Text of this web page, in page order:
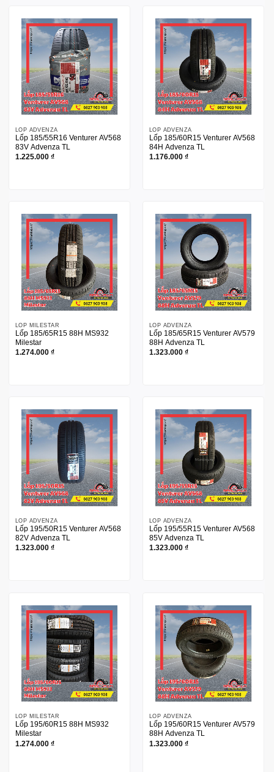
LỐP ADVENZA
Lốp 185/55R16 Venturer AV568
83V Advenza TL
1.225.000 ₫
LỐP ADVENZA
Lốp 185/60R15 Venturer AV568
84H Advenza TL
1.176.000 ₫
LỐP MILESTAR
Lốp 185/65R15 88H MS932
Milestar
1.274.000 ₫
LỐP ADVENZA
Lốp 185/65R15 Venturer AV579
88H Advenza TL
1.323.000 ₫
LỐP ADVENZA
Lốp 195/50R15 Venturer AV568
82V Advenza TL
1.323.000 ₫
LỐP ADVENZA
Lốp 195/55R15 Venturer AV568
85V Advenza TL
1.323.000 ₫
LỐP MILESTAR
Lốp 195/60R15 88H MS932
Milestar
1.274.000 ₫
LỐP ADVENZA
Lốp 195/60R15 Venturer AV579
88H Advenza TL
1.323.000 ₫